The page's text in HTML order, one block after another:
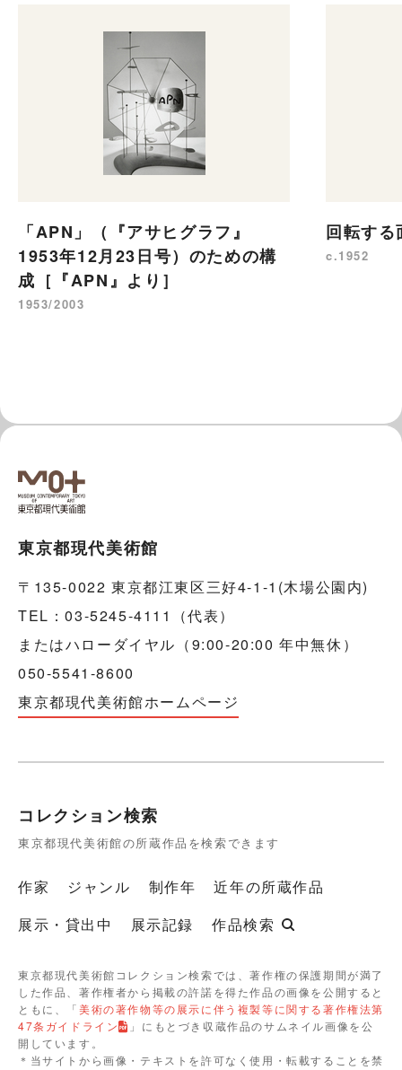
「APN」（『アサヒグラフ』
1953年12月23日号）のための構
成［『APN』より］
1953/2003
回転す
c.1952
東京都現代美術館
〒135-0022 東京都江東区三好4-1-1(木場公園内)
TEL：03-5245-4111（代表）
またはハローダイヤル（9:00-20:00 年中無休）
050-5541-8600
東京都現代美術館ホームページ
コレクション検索
東京都現代美術館の所蔵作品を検索できます
作家 ジャンル 制作年
近年の所蔵作品
展示・貸出中
展示記録 作品検索
東京都現代美術館コレクション検索では、著作権の保護期間が満了
した作品、著作権者から掲載の許諾を得た作品の画像を公開すると
ともに、「美術の著作物等の展示に伴う複製等に関する著作権法第
47条ガイドライン
」にもとづき収蔵作品のサムネイル画像を公
開しています。
＊当サイトから画像・テキストを許可なく使用・転載することを禁